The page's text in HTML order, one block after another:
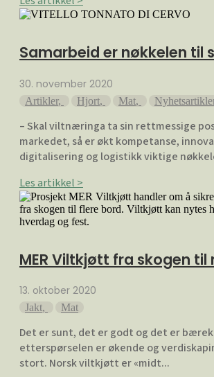
Samarbeid er nøkkelen til
30. november 2020
Artikler, Hjort, Mat,
– Skal viltnæringa ta sin rettmessige
markedet, så er økt kompetanse,
digitalisering og logistikk viktige
Les artikkel >
MER Viltkjøtt fra skogen
13. oktober 2020
Jakt, Mat
Det er sunt, det er godt og det er
etterspørselen er økende og
stort. Norsk viltkjøtt er «midt...